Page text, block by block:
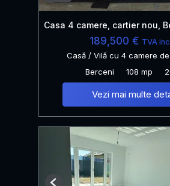
Casa 4 camere, cartier nou,
189,500 € TVA
Casă / Vilă cu 4 camere
Berceni
108 mp
Vezi mai multe